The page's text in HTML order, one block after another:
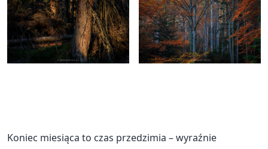
Koniec miesiąca to czas przedzimia – wyraźnie